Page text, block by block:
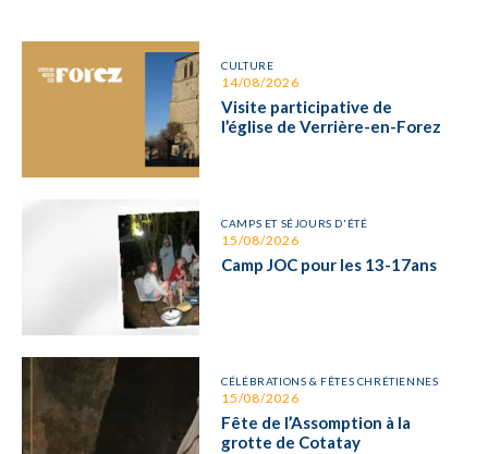
CULTURE
14/08/2026
Visite participative de
l’église de Verrière-en-Forez
CAMPS ET SÉJOURS D'ÉTÉ
15/08/2026
Camp JOC pour les 13-17ans
CÉLÉBRATIONS & FÊTES CHRÉTIENNES
15/08/2026
Fête de l’Assomption à la
grotte de Cotatay